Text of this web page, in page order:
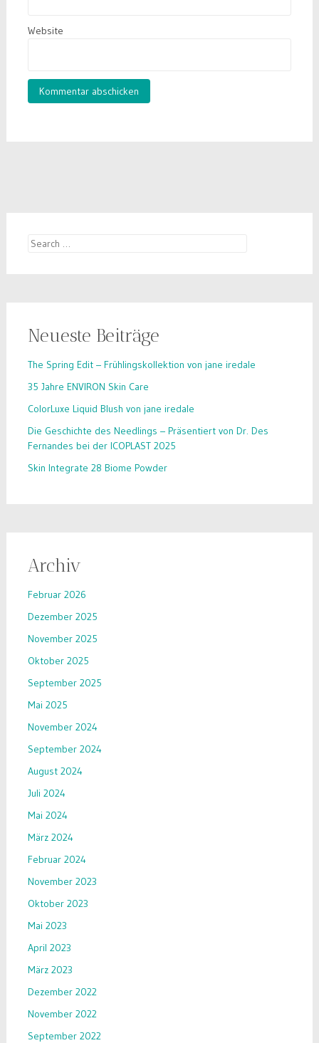
Website
Search
Neueste Beiträge
The Spring Edit – Frühlingskollektion von jane iredale
35 Jahre ENVIRON Skin Care
ColorLuxe Liquid Blush von jane iredale
Die Geschichte des Needlings – Präsentiert von Dr. Des
Fernandes bei der ICOPLAST 2025
Skin Integrate 28 Biome Powder
Archiv
Februar 2026
Dezember 2025
November 2025
Oktober 2025
September 2025
Mai 2025
November 2024
September 2024
August 2024
Juli 2024
Mai 2024
März 2024
Februar 2024
November 2023
Oktober 2023
Mai 2023
April 2023
März 2023
Dezember 2022
November 2022
September 2022